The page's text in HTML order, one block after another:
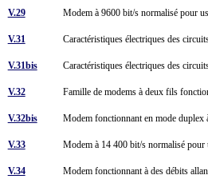
V.29 Modem à 9600 bit/s normalisé pour
V.31 Caractéristiques électriques des
V.31bis Caractéristiques électriques des
V.32 Famille de modems à deux fils
V.32bis Modem fonctionnant en mode duplex
V.33 Modem à 14 400 bit/s normalisé pour
V.34 Modem fonctionnant à des débits